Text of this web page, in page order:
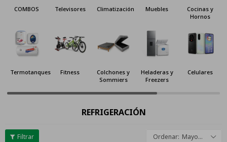
COMBOS Televisores Climatización Muebles
Cocinas y
Hornos
Termotanques Fitness
Colchones y
Sommiers
Heladeras y
Freezers
Celulares
REFRIGERACIÓN
Mayor descuento